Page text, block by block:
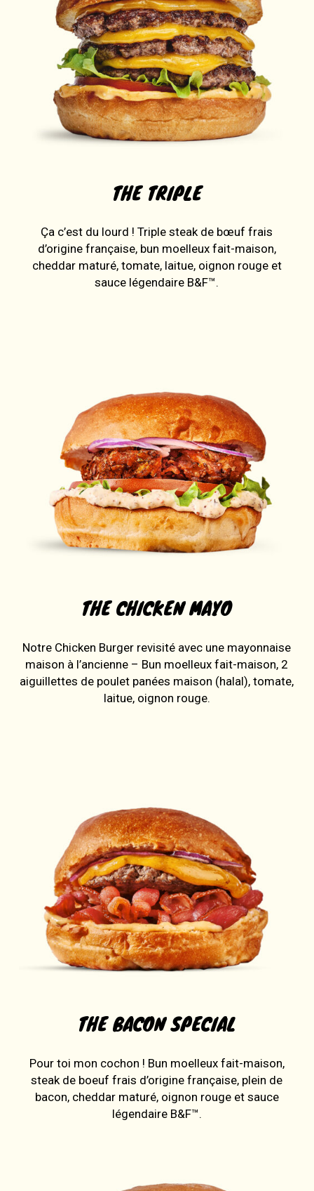
THE TRIPLE
Ça c’est du lourd ! Triple steak de bœuf frais
d’origine française, bun moelleux fait-maison,
cheddar maturé, tomate, laitue, oignon rouge et
sauce légendaire B&F™.
THE CHICKEN MAYO
Notre Chicken Burger revisité avec une mayonnaise
maison à l’ancienne – Bun moelleux fait-maison, 2
aiguillettes de poulet panées maison (halal), tomate,
laitue, oignon rouge.
THE BACON SPECIAL
Pour toi mon cochon ! Bun moelleux fait-maison,
steak de boeuf frais d’origine française, plein de
bacon, cheddar maturé, oignon rouge et sauce
légendaire B&F™.